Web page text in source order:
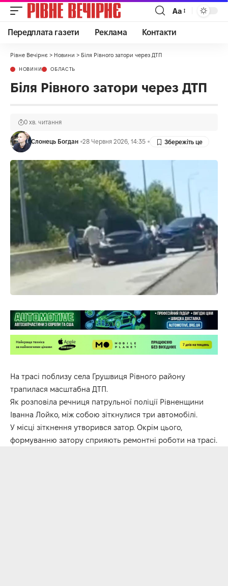
Аа
Передплата газети Реклама Контакти
Рівне Вечірнє > Новини > Біля Рівного затори через ДТП
НОВИНИ ОБЛАСТЬ
Біля Рівного затори через ДТП
Слонець Богдан 28 Червня 2026, 14:35
0 хв. читання
На трасі поблизу села Грушвиця Рівного району
трапилася масштабна ДТП.
Як розповіла речниця патрульної поліції Рівненщини
Іванна Лойко, між собою зіткнулися три автомобілі.
У місці зіткнення утворився затор. Окрім цього,
формуванню затору сприяють ремонтні роботи на трасі.